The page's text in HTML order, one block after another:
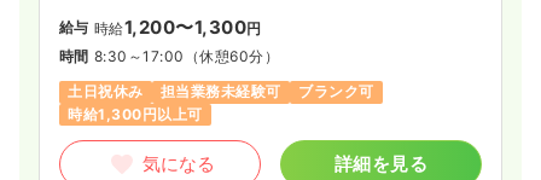
給与 時給1,200〜1,300円
時間 8:30～17:00 （休憩60分）
土日祝休み
担当業務未経験可
ブランク可
時給1,300円以上可
気になる 詳細を見る